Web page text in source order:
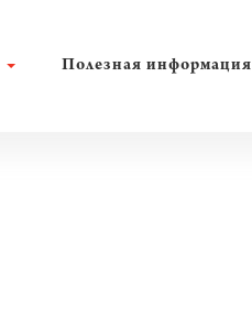
Полезная информация